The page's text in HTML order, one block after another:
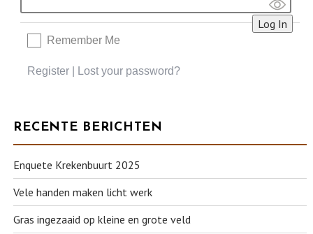
Remember Me
Register Lost your password?
RECENTE BERICHTEN
Enquete Krekenbuurt 2025
Vele handen maken licht werk
Gras ingezaaid op kleine en grote veld